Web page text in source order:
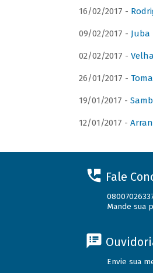
16/02/2017 -
09/02/2017 - Juba
02/02/2017 -
26/01/2017 -
19/01/2017 -
12/01/2017 -
Fale
Mande sua
Envie sua